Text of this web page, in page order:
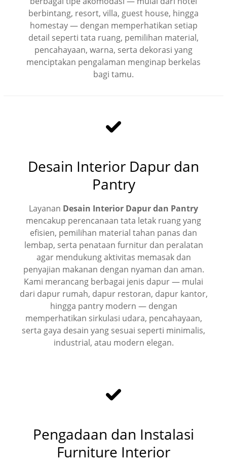
berbintang, resort, villa, guest house, hingga
homestay — dengan memperhatikan setiap
detail seperti tata ruang, pemilihan material,
pencahayaan, warna, serta dekorasi yang
menciptakan pengalaman menginap berkelas
bagi tamu.
Desain Interior Dapur dan
Pantry
Layanan Desain Interior Dapur dan Pantry
mencakup perencanaan tata letak ruang yang
efisien, pemilihan material tahan panas dan
lembap, serta penataan furnitur dan peralatan
agar mendukung aktivitas memasak dan
penyajian makanan dengan nyaman dan aman.
Kami merancang berbagai jenis dapur — mulai
dari dapur rumah, dapur restoran, dapur kantor,
hingga pantry modern — dengan
memperhatikan sirkulasi udara, pencahayaan,
serta gaya desain yang sesuai seperti minimalis,
industrial, atau modern elegan.
Pengadaan dan Instalasi
Furniture Interior